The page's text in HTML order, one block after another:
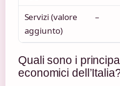
Servizi (valore
aggiunto)
–
Quali sono i
economici